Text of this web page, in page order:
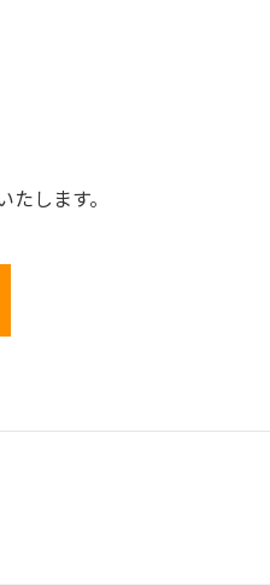
たします。